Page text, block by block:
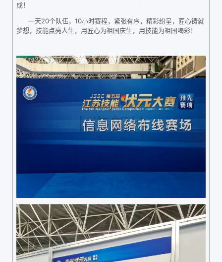
成！
一天20个队伍，10小时赛程，紧张有序，精彩纷呈，匠心铸就
梦想，技能点亮人生，用匠心为祖国庆生，用技能为祖国喝彩！